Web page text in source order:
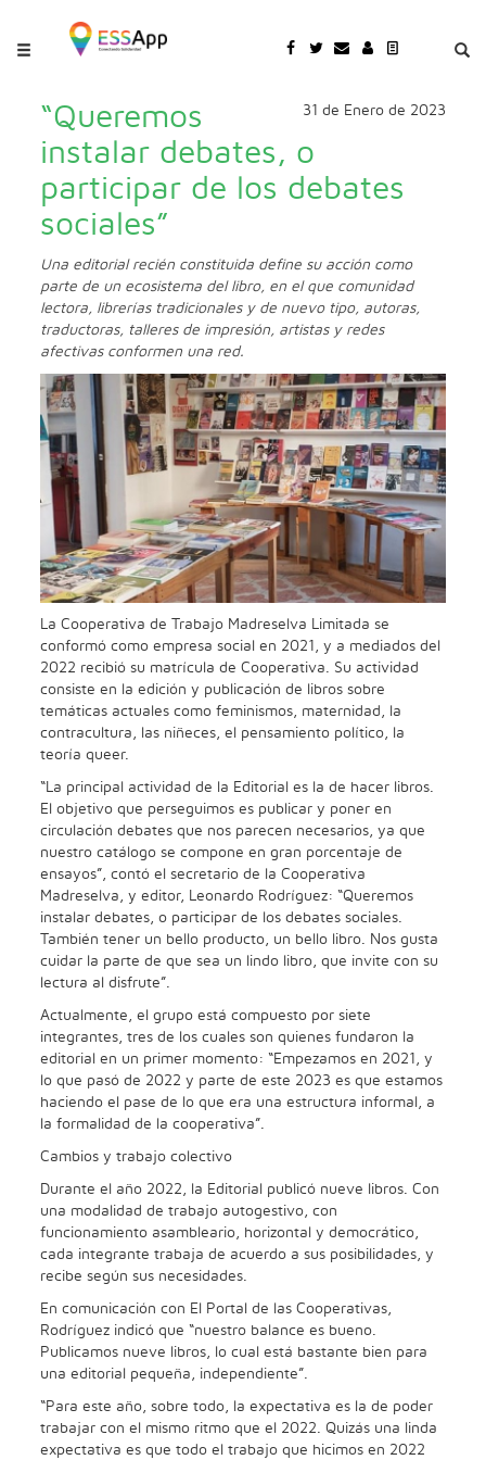
31 de Enero de 2023
“Queremos
instalar debates, o
participar de los debates
sociales”
Una editorial recién constituida define su acción como
parte de un ecosistema del libro, en el que comunidad
lectora, librerías tradicionales y de nuevo tipo, autoras,
traductoras, talleres de impresión, artistas y redes
afectivas conformen una red.
La Cooperativa de Trabajo Madreselva Limitada se
conformó como empresa social en 2021, y a mediados del
2022 recibió su matrícula de Cooperativa. Su actividad
consiste en la edición y publicación de libros sobre
temáticas actuales como feminismos, maternidad, la
contracultura, las niñeces, el pensamiento político, la
teoría queer.
“La principal actividad de la Editorial es la de hacer libros.
El objetivo que perseguimos es publicar y poner en
circulación debates que nos parecen necesarios, ya que
nuestro catálogo se compone en gran porcentaje de
ensayos”, contó el secretario de la Cooperativa
Madreselva, y editor, Leonardo Rodríguez: “Queremos
instalar debates, o participar de los debates sociales.
También tener un bello producto, un bello libro. Nos gusta
cuidar la parte de que sea un lindo libro, que invite con su
lectura al disfrute”.
Actualmente, el grupo está compuesto por siete
integrantes, tres de los cuales son quienes fundaron la
editorial en un primer momento: “Empezamos en 2021, y
lo que pasó de 2022 y parte de este 2023 es que estamos
haciendo el pase de lo que era una estructura informal, a
la formalidad de la cooperativa”.
Cambios y trabajo colectivo
Durante el año 2022, la Editorial publicó nueve libros. Con
una modalidad de trabajo autogestivo, con
funcionamiento asambleario, horizontal y democrático,
cada integrante trabaja de acuerdo a sus posibilidades, y
recibe según sus necesidades.
En comunicación con El Portal de las Cooperativas,
Rodríguez indicó que “nuestro balance es bueno.
Publicamos nueve libros, lo cual está bastante bien para
una editorial pequeña, independiente”.
“Para este año, sobre todo, la expectativa es la de poder
trabajar con el mismo ritmo que el 2022. Quizás una linda
expectativa es que todo el trabajo que hicimos en 2022